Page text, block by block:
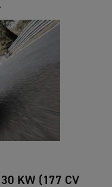
KW (177 CV